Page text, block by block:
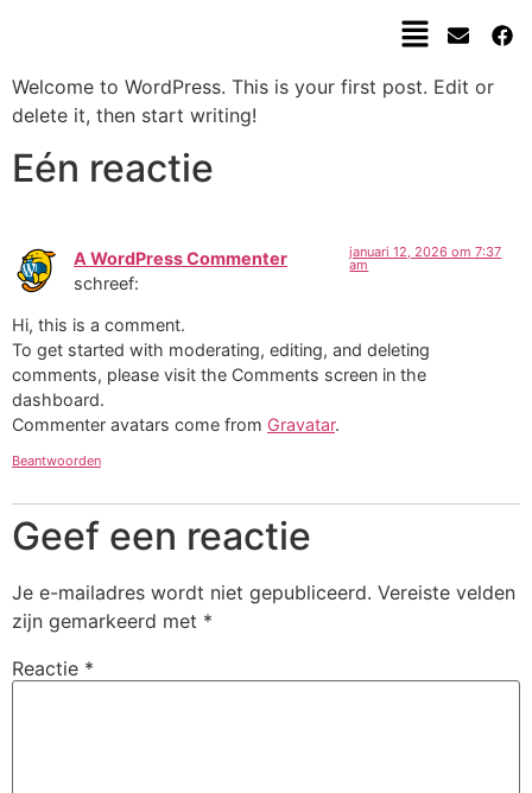
Welcome to WordPress. This is your first post. Edit or
delete it, then start writing!
Eén reactie
A WordPress Commenter
schreef:
januari 12, 2026 om 7:37
am
Hi, this is a comment.
To get started with moderating, editing, and deleting
comments, please visit the Comments screen in the
dashboard.
Commenter avatars come from Gravatar.
Beantwoorden
Geef een reactie
Je e-mailadres wordt niet gepubliceerd. Vereiste velden
zijn gemarkeerd met *
Reactie *